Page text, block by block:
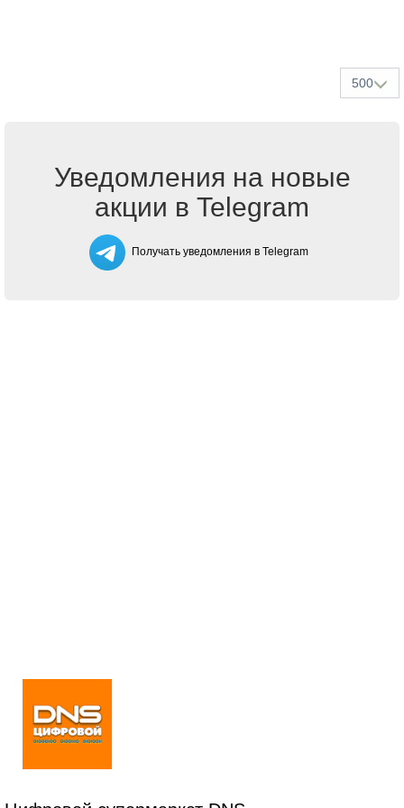
500
Уведомления на новые
акции в Telegram
Получать уведомления в Telegram